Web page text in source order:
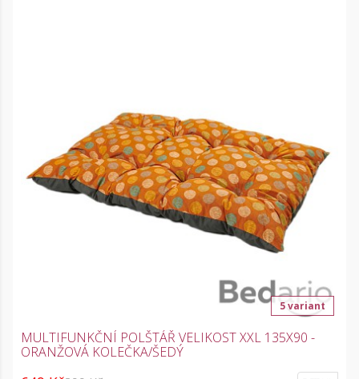
5 variant
MULTIFUNKČNÍ POLŠTÁŘ VELIKOST XXL 135X90 -
ORANŽOVÁ KOLEČKA/ŠEDÝ